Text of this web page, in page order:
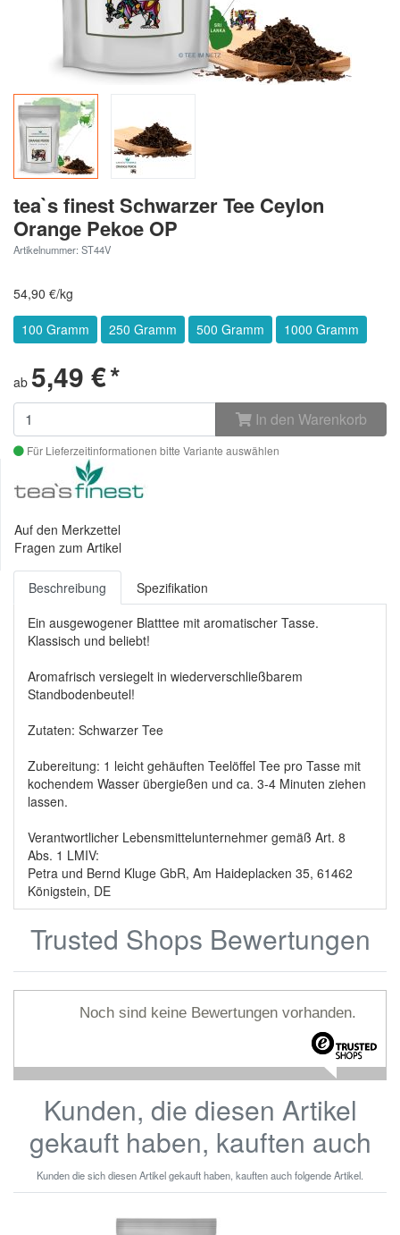
tea`s finest Schwarzer Tee Ceylon
Orange Pekoe OP
Artikelnummer: ST44V
54,90 €/kg
100 Gramm
250 Gramm 500 Gramm 1000 Gramm
ab 5,49 €*
In den Warenkorb
Für Lieferzeitinformationen bitte Variante auswählen
Auf den Merkzettel
Fragen zum Artikel
Beschreibung
Spezifikation
Ein ausgewogener Blatttee mit aromatischer Tasse.
Klassisch und beliebt!
Aromafrisch versiegelt in wiederverschließbarem
Standbodenbeutel!
Zutaten: Schwarzer Tee
Zubereitung: 1 leicht gehäuften Teelöffel Tee pro Tasse mit
kochendem Wasser übergießen und ca. 3-4 Minuten ziehen
lassen.
Verantwortlicher Lebensmittelunternehmer gemäß Art. 8
Abs. 1 LMIV:
Petra und Bernd Kluge GbR, Am Haideplacken 35, 61462
Königstein, DE
Trusted Shops Bewertungen
Noch sind keine Bewertungen vorhanden.
Kunden, die diesen Artikel
gekauft haben, kauften auch
Kunden die sich diesen Artikel gekauft haben, kauften auch folgende Artikel.